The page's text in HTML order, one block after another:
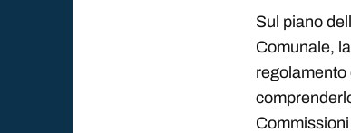
Sul piano
Comunale,
regolamento